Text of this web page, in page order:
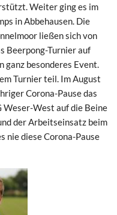
Weiter ging es im
in Abbehausen. Die
ließen sich von
Beerpong-Turnier auf
ganz besonderes Event.
Turnier teil. Im August
Corona-Pause das
Weser-West auf die Beine
der Arbeitseinsatz beim
nie diese Corona-Pause